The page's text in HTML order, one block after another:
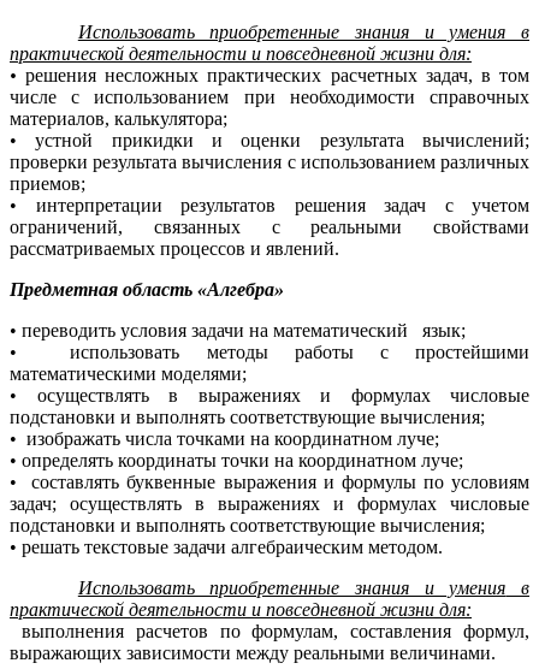
Использовать приобретенные знания и умения в
практической деятельности и повседневной жизни для:
•решения несложных практических расчетных задач, в том
числе с использованием при необходимости справочных
материалов, калькулятора;
• устной прикидки и оценки результата вычислений;
проверки результата вычисления с использованием различных
приемов;
• интерпретации результатов решения задач с учетом
ограничений, связанных с реальными свойствами
рассматриваемых процессов и явлений.
Предметная область «Алгебра»
• переводить условия задачи на математический язык;
• использовать методы работы с простейшими
математическими моделями;
• осуществлять в выражениях и формулах числовые
подстановки и выполнять соответствующие вычисления;
• изображать числа точками на координатном луче;
• определять координаты точки на координатном луче;
• составлять буквенные выражения и формулы по условиям
задач; осуществлять в выражениях и формулах числовые
подстановки и выполнять соответствующие вычисления;
• решать текстовые задачи алгебраическим методом.
Использовать приобретенные знания и умения
в
практической деятельности и повседневной жизни для:
выполнения расчетов по формулам, составления формул,
выражающих зависимости между реальными величинами.